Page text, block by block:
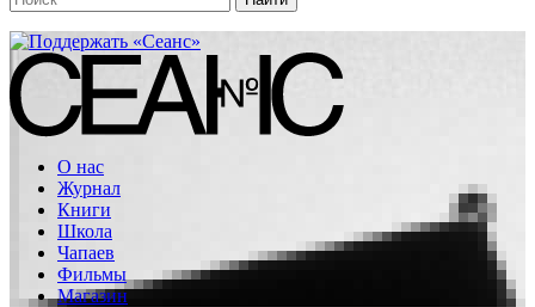
О нас
Журнал
Книги
Школа
Чапаев
Фильмы
Магазин